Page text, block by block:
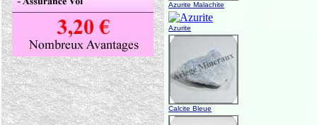
Azurite Malachite
Azurite
Calcite Bleue